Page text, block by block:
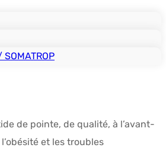
de pointe, de qualité, à l’avant-
et les troubles